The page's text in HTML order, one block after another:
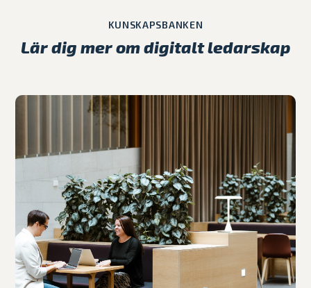
KUNSKAPSBANKEN
Lär dig mer om digitalt ledarskap